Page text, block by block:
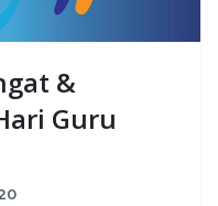
&
Guru